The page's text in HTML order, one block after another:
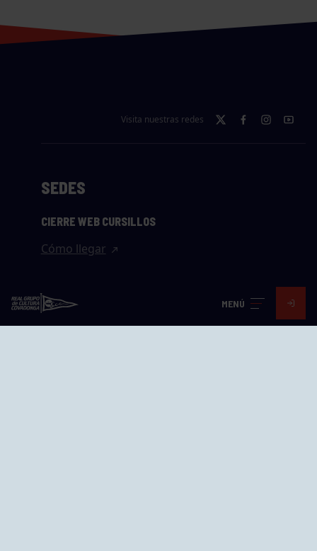
MENÚ
Visita nuestras redes
SEDES
CIERRE WEB CURSILLOS
Cómo llegar
Avd. Jesús Revuelta, 2 33204
Gijón - Asturias